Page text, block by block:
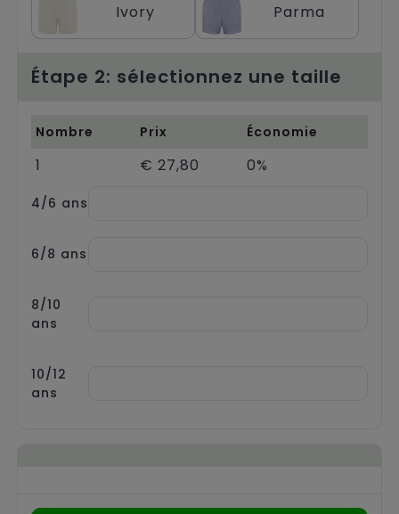
Ivory Parma
Étape 2: sélectionnez une taille
Nombre Prix Économie
1 € 27,80 0%
4/6 ans
6/8 ans
8/10
ans
10/12
ans